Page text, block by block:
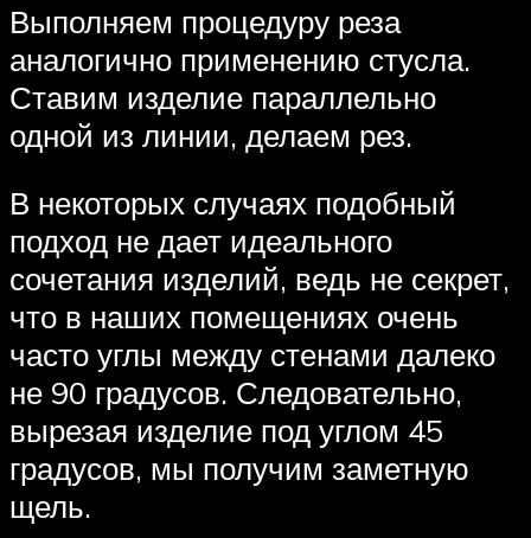
Выполняем процедуру реза
аналогично применению стусла.
Ставим изделие параллельно
одной из линии, делаем рез.
В некоторых случаях подобный
подход не дает идеального
сочетания изделий, ведь не секрет,
что в наших помещениях очень
часто углы между стенами далеко
не 90 градусов. Следовательно,
вырезая изделие под углом 45
градусов, мы получим заметную
щель.